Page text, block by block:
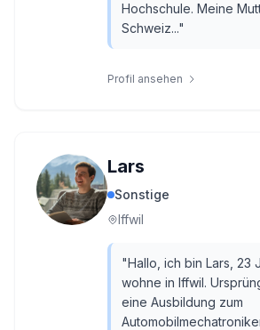
Hochschule. Meine
Schweiz..."
Profil ansehen
Lars
Sonstige
Iffwil
"Hallo, ich bin Lars, 23
wohne in Iffwil.
eine Ausbildung zum